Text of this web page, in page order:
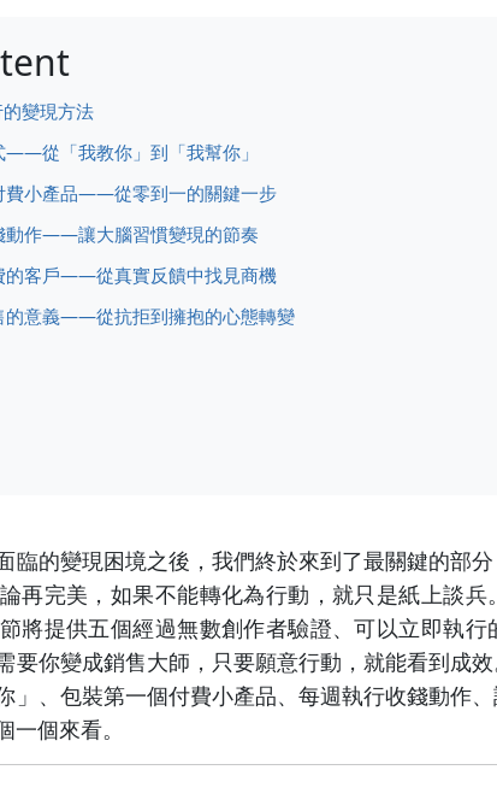
變現方法
從「我教你」到「我幫你」
費小產品——從零到一的關鍵一步
動作——讓大腦習慣變現的節奏
的客戶——從真實反饋中找見商機
的意義——從抗拒到擁抱的心態轉變
臨的變現困境之後，我們終於來到了最關鍵的部
再完美，如果不能轉化為行動，就只是紙上談
將提供五個經過無數創作者驗證、可以立即執
要你變成銷售大師，只要願意行動，就能看到成
」、包裝第一個付費小產品、每週執行收錢動作
個來看。